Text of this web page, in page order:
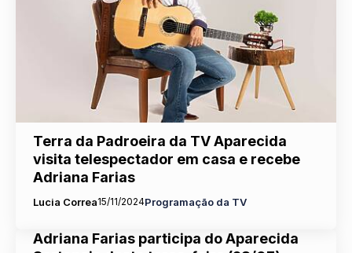
Terra da Padroeira da TV Aparecida
visita telespectador em casa e recebe
Adriana Farias
Lucia Correa15/11/2024Programação da TV
Adriana Farias participa do Aparecida